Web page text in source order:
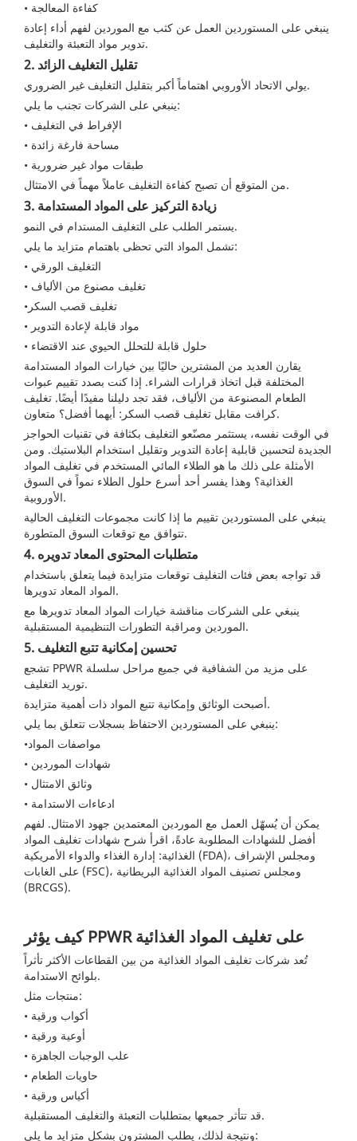
• كفاءة المعالجة
ينبغي على المستوردين العمل عن كثب مع الموردين لفهم أداء إعادة
تدوير مواد التعبئة والتغليف.
2. تقليل التغليف الزائد
يولي الاتحاد الأوروبي اهتماماً أكبر بتقليل التغليف غير الضروري.
ينبغي على الشركات تجنب ما يلي:
• الإفراط في التغليف
• مساحة فارغة زائدة
• طبقات مواد غير ضرورية
من المتوقع أن تصبح كفاءة التغليف عاملاً مهماً في الامتثال.
3. زيادة التركيز على المواد المستدامة
يستمر الطلب على التغليف المستدام في النمو.
تشمل المواد التي تحظى باهتمام متزايد ما يلي:
• التغليف الورقي
• تغليف مصنوع من الألياف
•تغليف قصب السكر
• مواد قابلة لإعادة التدوير
• حلول قابلة للتحلل الحيوي عند الاقتضاء
يقارن العديد من المشترين حاليًا بين خيارات المواد المستدامة
المختلفة قبل اتخاذ قرارات الشراء. إذا كنت بصدد تقييم عبوات
الطعام المصنوعة من الألياف، فقد تجد دليلنا مفيدًا أيضًا. تغليف
كرافت مقابل تغليف قصب السكر: أيهما أفضل؟متعاون.
في الوقت نفسه، يستثمر مصنّعو التغليف بكثافة في تقنيات الحواجز
الجديدة لتحسين قابلية إعادة التدوير وتقليل استخدام البلاستيك. ومن
الأمثلة على ذلك ما هو الطلاء المائي المستخدم في تغليف المواد
الغذائية؟ وهذا يفسر أحد أسرع حلول الطلاء نمواً في السوق
الأوروبية.
ينبغي على المستوردين تقييم ما إذا كانت مجموعات التغليف الحالية
تتوافق مع توقعات السوق المتطورة.
4. متطلبات المحتوى المعاد تدويره
قد تواجه بعض فئات التغليف توقعات متزايدة فيما يتعلق باستخدام
المواد المعاد تدويرها.
ينبغي على الشركات مناقشة خيارات المواد المعاد تدويرها مع
الموردين ومراقبة التطورات التنظيمية المستقبلية.
5. تحسين إمكانية تتبع التغليف
تشجع PPWR على مزيد من الشفافية في جميع مراحل سلسلة
توريد التغليف.
أصبحت الوثائق وإمكانية تتبع المواد ذات أهمية متزايدة.
ينبغي على المستوردين الاحتفاظ بسجلات تتعلق بما يلي:
•مواصفات المواد
• شهادات الموردين
• وثائق الامتثال
• ادعاءات الاستدامة
يمكن أن يُسهّل العمل مع الموردين المعتمدين جهود الامتثال. لفهم
أفضل للشهادات المطلوبة عادةً، اقرأ شرح شهادات تغليف المواد
الغذائية: إدارة الغذاء والدواء الأمريكية (FDA)، ومجلس الإشراف
على الغابات (FSC)، ومجلس تصنيف المواد الغذائية البريطانية
(BRCGS).
كيف يؤثر PPWR على تغليف المواد الغذائية
تُعد شركات تغليف المواد الغذائية من بين القطاعات الأكثر تأثراً
بلوائح الاستدامة.
منتجات مثل:
• أكواب ورقية
• أوعية ورقية
• علب الوجبات الجاهزة
• حاويات الطعام
• أكياس ورقية
قد تتأثر جميعها بمتطلبات التعبئة والتغليف المستقبلية.
ونتيجة لذلك، يطلب المشترون بشكل متزايد ما يلي: